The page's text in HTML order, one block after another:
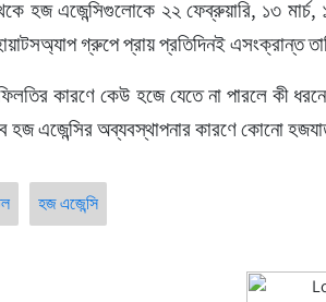
হজ এজেন্সিগুলোকে ২২ ফেব্রুয়ারি, ১৩
গ্রুপে প্রায় প্রতিদিনই এসংক্রান্ত
কারণে কেউ হজে যেতে না পারলে কী
হজ এজেন্সির অব্যবস্থাপনার কারণে কোনো
হজ এজেন্সি